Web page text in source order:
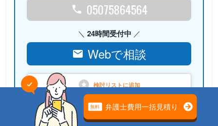
05075864564
24時間受付中
Webで相談
検討リストに追加